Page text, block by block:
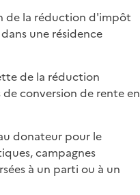
de la réduction d'impôt
une résidence
de la réduction
conversion de rente en
donateur pour le
campagnes
à un parti ou à un